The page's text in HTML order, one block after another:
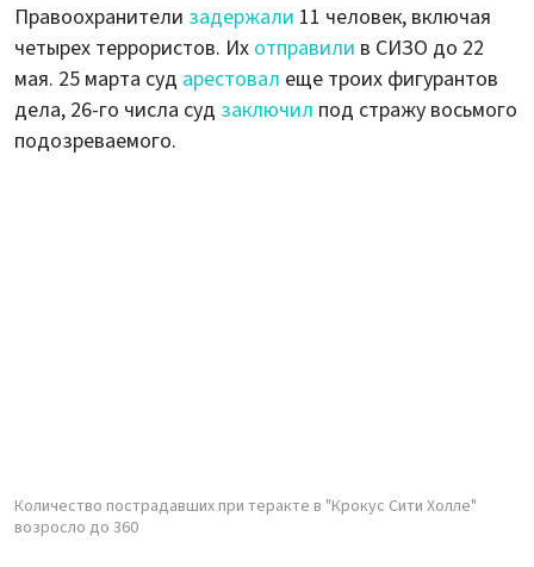
Правоохранители задержали 11 человек, включая
четырех террористов. Их отправили в СИЗО до 22
мая. 25 марта суд арестовал еще троих фигурантов
дела, 26-го числа суд заключил под стражу восьмого
подозреваемого.
Количество пострадавших при теракте в "Крокус Сити Холле"
возросло до 360